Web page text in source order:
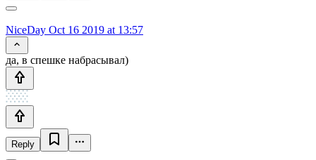
NiceDay Oct 16 2019 at 13:57
да, в спешке набрасывал)
Reply